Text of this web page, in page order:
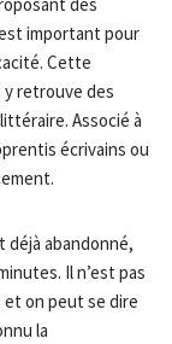
important pour
Cette
retrouve des
Associé à
écrivains ou
déjà abandonné,
Il n’est pas
et on peut se dire
la